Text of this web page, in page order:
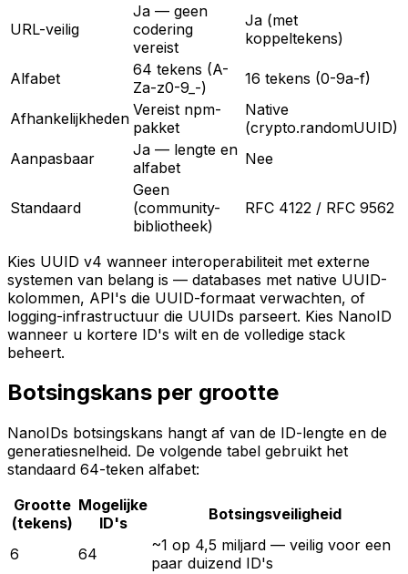
URL-veilig
Ja — geen
codering
vereist
Ja (met
koppeltekens)
Alfabet
64 tekens (A-
Za-z0-9_-)
16 tekens (0-9a-f)
Afhankelijkheden Vereist npm-
pakket
Native
(crypto.randomUUID)
Aanpasbaar
Ja — lengte en
alfabet
Nee
Standaard
Geen
(community-
bibliotheek)
RFC 4122 / RFC 9562
Kies UUID v4 wanneer interoperabiliteit met externe
systemen van belang is — databases met native UUID-
kolommen, API's die UUID-formaat verwachten, of
logging-infrastructuur die UUIDs parseert. Kies NanoID
wanneer u kortere ID's wilt en de volledige stack
beheert.
Botsingskans per grootte
NanoIDs botsingskans hangt af van de ID-lengte en de
generatiesnelheid. De volgende tabel gebruikt het
standaard 64-teken alfabet:
Grootte
(tekens)
Mogelijke
ID's
Botsingsveiligheid
6 64
~1 op 4,5 miljard — veilig voor een
paar duizend ID's